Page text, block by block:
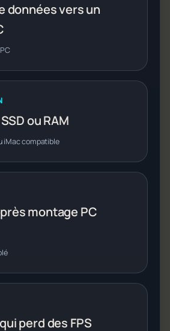
données vers un
ou RAM
iMac compatible
montage PC
perd des FPS